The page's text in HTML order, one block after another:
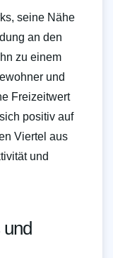
seine Nähe
an den
zu einem
und
Freizeitwert
positiv auf
Viertel aus
und
und